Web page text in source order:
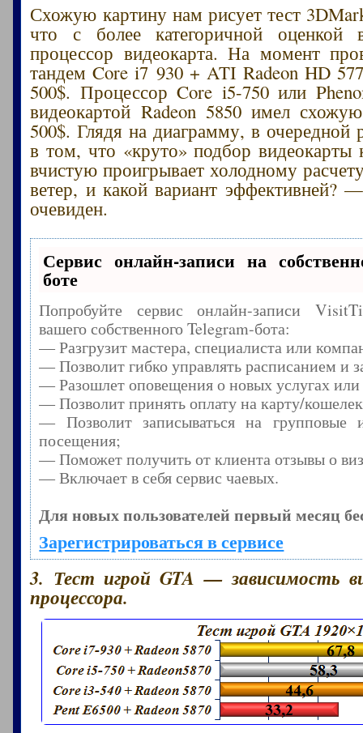
Схожую картину нам рисует тест
что с более категоричной оценкой
процессор видеокарта. На момент
тандем Core i7 930 + ATI Radeon HD
500$. Процессор Core i5-750 или
видеокартой Radeon 5850 имел
500$. Глядя на диаграмму, в очередной
в том, что «круто» подбор видеокарты
вчистую проигрывает холодному
ветер, и какой вариант эффективней?
очевиден.
Сервис онлайн-записи на
боте
Попробуйте сервис онлайн-записи
вашего собственного Telegram-бота:
— Разгрузит мастера, специалиста или
— Позволит гибко управлять расписанием и
— Разошлет оповещения о новых услугах
— Позволит принять оплату на карту/
— Позволит записываться на групповые
посещения;
— Поможет получить от клиента отзывы о
— Включает в себя сервис чаевых.
Для новых пользователей первый месяц
Зарегистрироваться в сервисе
3. Тест игрой GTA — зависимость
процессора.